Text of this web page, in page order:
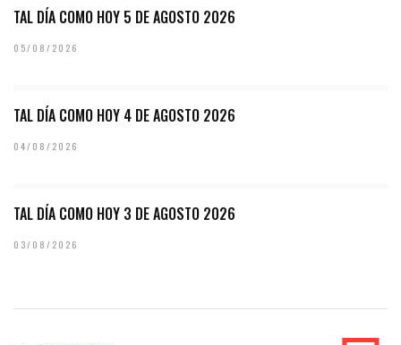
TAL DÍA COMO HOY 5 DE AGOSTO 2026
05/08/2026
TAL DÍA COMO HOY 4 DE AGOSTO 2026
04/08/2026
TAL DÍA COMO HOY 3 DE AGOSTO 2026
03/08/2026